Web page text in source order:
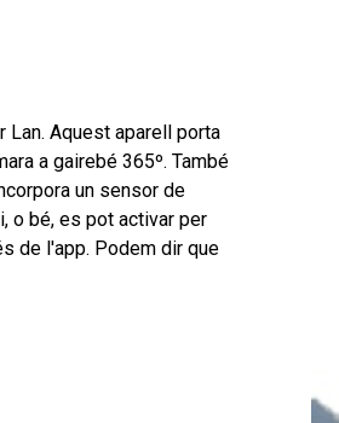
Lan. Aquest aparell porta
a gairebé 365º. També
un sensor de
o bé, es pot activar per
de l'app. Podem dir que